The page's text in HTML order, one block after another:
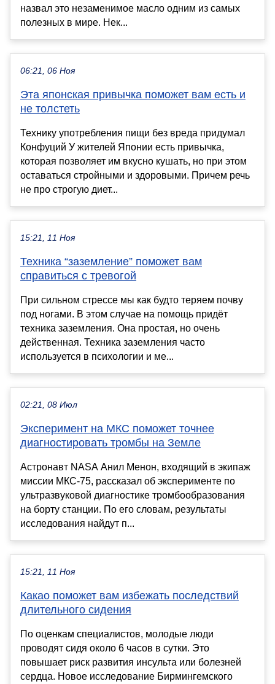
назвал это незаменимое масло одним из самых
полезных в мире. Нек...
06:21, 06 Ноя
Эта японская привычка поможет вам есть и
не толстеть
Технику употребления пищи без вреда придумал
Конфуций У жителей Японии есть привычка,
которая позволяет им вкусно кушать, но при этом
оставаться стройными и здоровыми. Причем речь
не про строгую диет...
15:21, 11 Ноя
Техника “заземление” поможет вам
справиться с тревогой
При сильном стрессе мы как будто теряем почву
под ногами. В этом случае на помощь придёт
техника заземления. Она простая, но очень
действенная. Техника заземления часто
используется в психологии и ме...
02:21, 08 Июл
Эксперимент на МКС поможет точнее
диагностировать тромбы на Земле
Астронавт NASA Анил Менон, входящий в экипаж
миссии МКС-75, рассказал об эксперименте по
ультразвуковой диагностике тромбообразования
на борту станции. По его словам, результаты
исследования найдут п...
15:21, 11 Ноя
Какао поможет вам избежать последствий
длительного сидения
По оценкам специалистов, молодые люди
проводят сидя около 6 часов в сутки. Это
повышает риск развития инсульта или болезней
сердца. Новое исследование Бирмингемского